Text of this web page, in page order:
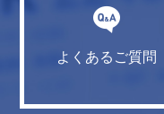
よくあるご質問